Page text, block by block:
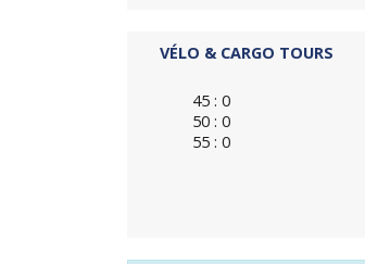
VÉLO & CARGO TOURS
45 : 0
50 : 0
55 : 0